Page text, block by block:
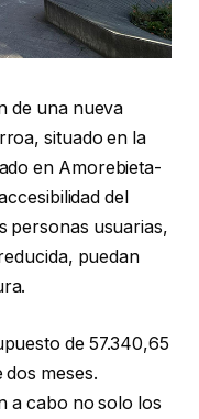
de una nueva
situado en la
en Amorebieta-
del
personas usuarias,
puedan
de 57.340,65
meses.
a cabo no solo los